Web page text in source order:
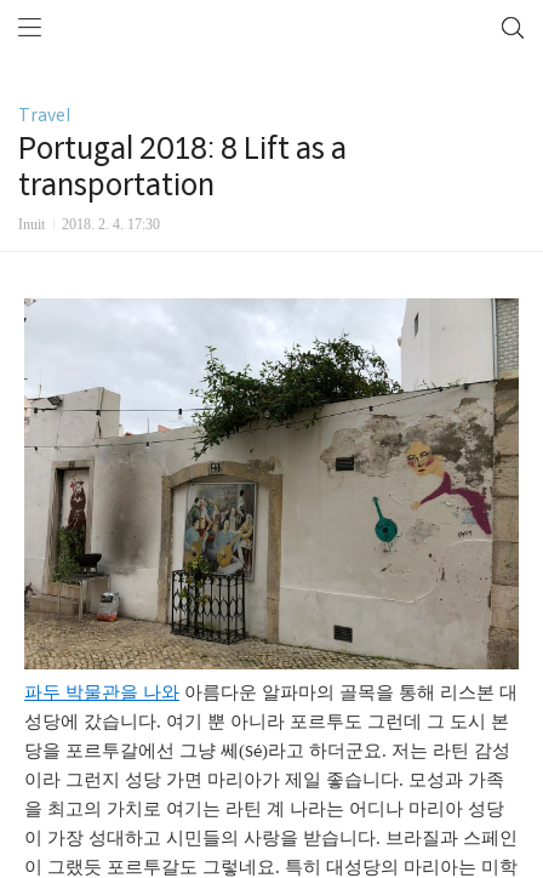
Travel
Portugal 2018: 8 Lift as a
transportation
Inuit 2018. 2. 4. 17:30
파두 박물관을 나와 아름다운 알파마의 골목을 통해 리스본 대
성당에
갔습니다. 여기 뿐 아니라 포르투도 그런데 그 도시
본
당을 포르투갈에선 그냥 쎄 (Sé)라고 하더군요. 저는 라틴 감성
이라 그런지 성당 가면 마리아가 제일 좋습니다. 모성과 가족
을 최고의 가치로 여기는 라틴 계 나라는 어디나 마리아 성당
이
가장 성대하고 시민들의 사랑을 받습니다. 브라질과 스페인
이
그랬듯 포르투갈도 그렇네요. 특히 대성당의 마리아는 미학